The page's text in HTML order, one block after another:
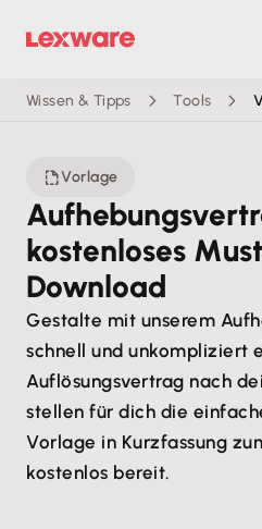
Wissen & Tipps Tools
Vorlage
kostenloses
Download
Gestalte mit unserem
schnell und unkompliziert
Auflösungsvertrag nach
stellen für dich die
Vorlage in Kurzfassung
kostenlos bereit.